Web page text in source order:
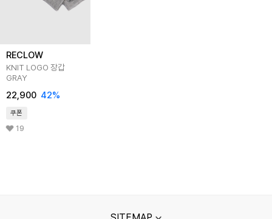
RECLOW
KNIT LOGO 장갑
GRAY
22,900 42%
쿠폰
19